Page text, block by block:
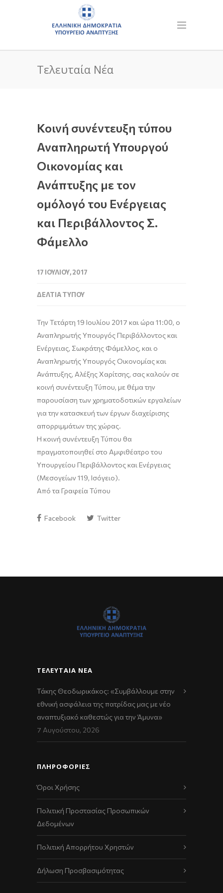
Τελευταία Νέα
Κοινή συνέντευξη τύπου
Αναπληρωτή Υπουργού
Οικονομίας και
Ανάπτυξης με τον
ομόλογό του Ενέργειας
και Περιβάλλοντος Σ.
Φάμελλο
17 ΙΟΥΛΊΟΥ, 2017
ΔΕΛΤΊΑ ΤΎΠΟΥ
Την Τετάρτη 19 Ιουλίου 2017 και ώρα 11:00, ο
Αναπληρωτής Υπουργός Περιβάλλοντος και
Ενέργειας, Σωκράτης Φάμελλος, και ο
Αναπληρωτής Υπουργός Οικονομίας και
Ανάπτυξης, Αλέξης Χαρίτσης, σας καλούν σε
κοινή συνέντευξη Τύπου, με θέμα την
παρουσίαση των χρηματοδοτικών εργαλείων
για την κατασκευή των έργων διαχείρισης
απορριμμάτων της χώρας.
Η κοινή συνέντευξη Τύπου θα
πραγματοποιηθεί στο Αμφιθέατρο του
Υπουργείου Περιβάλλοντος και Ενέργειας
(Μεσογείων 119, Ισόγειο).
Από τα Γραφεία Τύπου
Facebook Twitter
ΤΕΛΕΥΤΑΊΑ ΝΈΑ
Τάκης Θεοδωρικάκος: «Συμβάλλουμε στην
εθνική ασφάλεια της πατρίδας μας με νέο
αναπτυξιακό καθεστώς για την Άμυνα»
7 Αυγούστου, 2026
ΠΛΗΡΟΦΟΡΙΕΣ
Όροι Χρήσης
Πολιτική Προστασίας Προσωπικών
Δεδομένων
Πολιτική Απορρήτου Χρηστών
Δήλωση Προσβασιμότητας